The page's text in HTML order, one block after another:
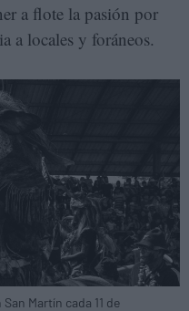
a flote la pasión por
a locales y foráneos.
Martín cada 11 de